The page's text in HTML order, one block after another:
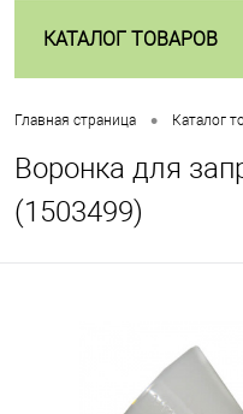
КАТАЛОГ ТОВАРОВ
Главная страница • Каталог
Воронка для
(1503499)